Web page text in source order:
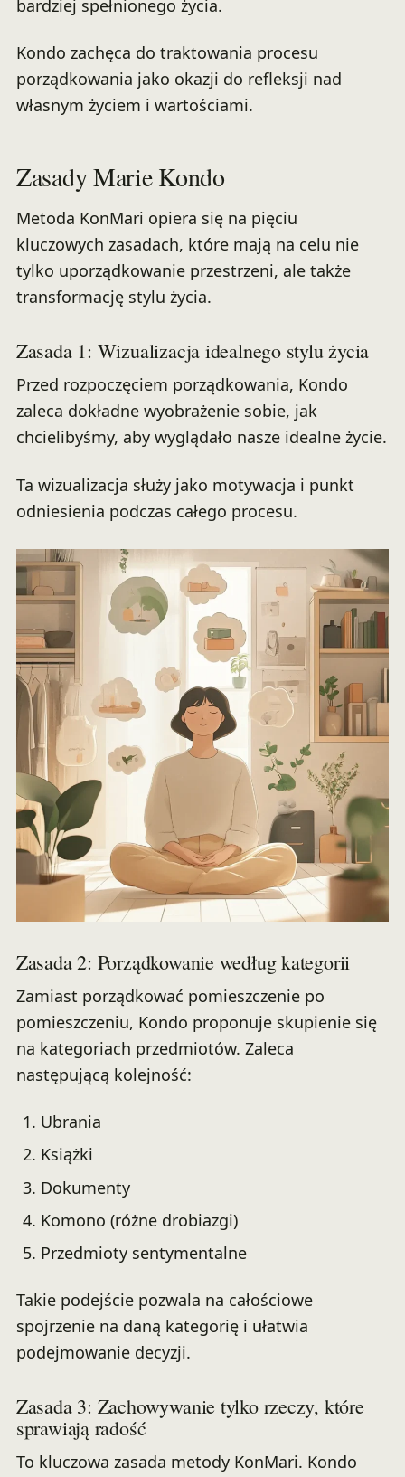
bardziej spełnionego życia.
Kondo zachęca do traktowania procesu
porządkowania jako okazji do refleksji nad
własnym życiem i wartościami.
Zasady Marie Kondo
Metoda KonMari opiera się na pięciu
kluczowych zasadach, które mają na celu nie
tylko uporządkowanie przestrzeni, ale także
transformację stylu życia.
Zasada 1: Wizualizacja idealnego stylu życia
Przed rozpoczęciem porządkowania, Kondo
zaleca dokładne wyobrażenie sobie, jak
chcielibyśmy, aby wyglądało nasze idealne życie.
Ta wizualizacja służy jako motywacja i punkt
odniesienia podczas całego procesu.
Zasada 2: Porządkowanie według kategorii
Zamiast porządkować pomieszczenie po
pomieszczeniu, Kondo proponuje skupienie się
na kategoriach przedmiotów. Zaleca
następującą kolejność:
Ubrania
Książki
Dokumenty
Komono (różne drobiazgi)
Przedmioty sentymentalne
Takie podejście pozwala na całościowe
spojrzenie na daną kategorię i ułatwia
podejmowanie decyzji.
Zasada 3: Zachowywanie tylko rzeczy, które
sprawiają radość
To kluczowa zasada metody KonMari. Kondo